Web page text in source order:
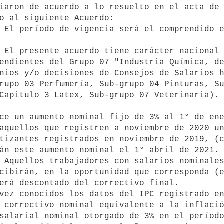
al siguiente Acuerdo:
del Grupo 07 "Industria Química,
y/o decisiones de Consejos de Salarios
03 Perfumería, Sub-grupo 04 Pinturas,
3 Latex, Sub-grupo 07 Veterinaria).
que registren a noviembre de 2020
registrados en noviembre de 2019,
este aumento nominal el 1° abril de 2021.
en la oportunidad que corresponda
descontado del correctivo final.
correctivo nominal equivalente a la
nominal otorgado de 3% en el